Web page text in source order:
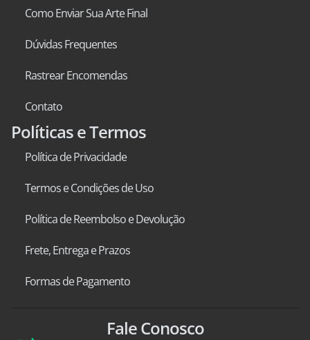
Como Enviar Sua Arte Final
Dúvidas Frequentes
Rastrear Encomendas
Contato
Políticas e Termos
Política de Privacidade
Termos e Condições de Uso
Política de Reembolso e Devolução
Frete, Entrega e Prazos
Formas de Pagamento
Fale Conosco